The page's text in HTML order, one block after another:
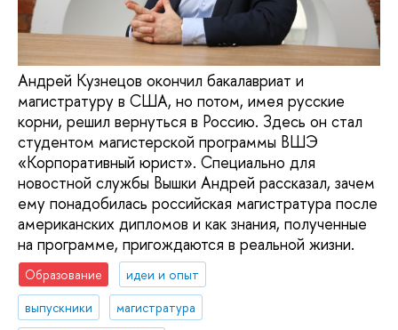
Андрей Кузнецов окончил бакалавриат и
магистратуру в США, но потом, имея русские
корни, решил вернуться в Россию. Здесь он стал
студентом магистерской программы ВШЭ
«Корпоративный юрист». Специально для
новостной службы Вышки Андрей рассказал, зачем
ему понадобилась российская магистратура после
американских дипломов и как знания, полученные
на программе, пригождаются в реальной жизни.
Образование
идеи и опыт
выпускники
магистратура